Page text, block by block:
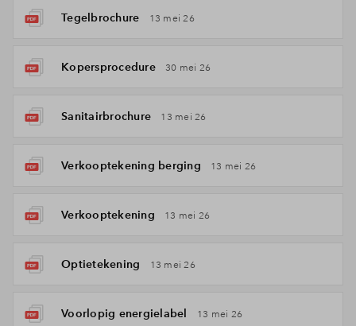
Tegelbrochure 13 mei 26
Kopersprocedure 30 mei 26
Sanitairbrochure 13 mei 26
Verkooptekening berging 13 mei 26
Verkooptekening 13 mei 26
Optietekening 13 mei 26
Voorlopig energielabel 13 mei 26